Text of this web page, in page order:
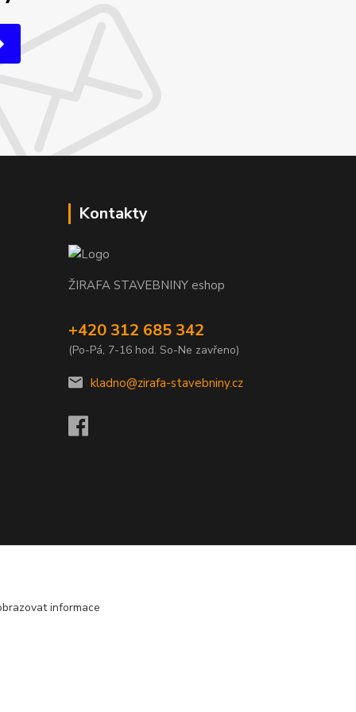
Kontakty
ŽIRAFA STAVEBNINY eshop
+420 312 685 342
(Po-Pá, 7-16 hod. So-Ne zavřeno)
kladno@zirafa-stavebniny.cz
informace